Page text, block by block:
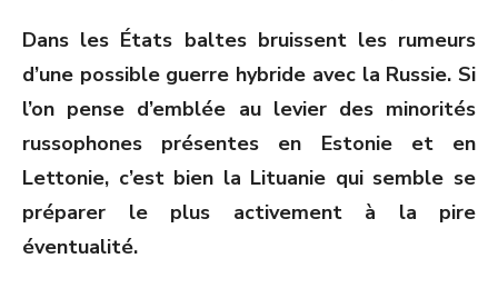
Dans les États baltes bruissent les rumeurs
d’une possible guerre hybride avec la Russie. Si
l’on pense d’emblée au levier des minorités
russophones présentes en Estonie et en
Lettonie, c’est bien la Lituanie qui semble se
préparer le plus activement à la pire
éventualité.